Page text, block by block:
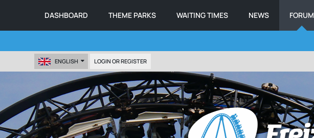
DASHBOARD THEME PARKS WAITING TIMES NEWS FORUM
ENGLISH LOGIN OR REGISTER